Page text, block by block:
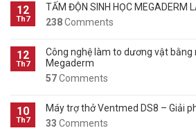
12
Th7
TẤM ĐỘN SINH HỌC MEGADERM
238Comments
12
Th7
Công nghệ làm to dương vật bằng
Megaderm
57Comments
10
Th7
Máy trợ thở Ventmed DS8 – Giải
33 Comments